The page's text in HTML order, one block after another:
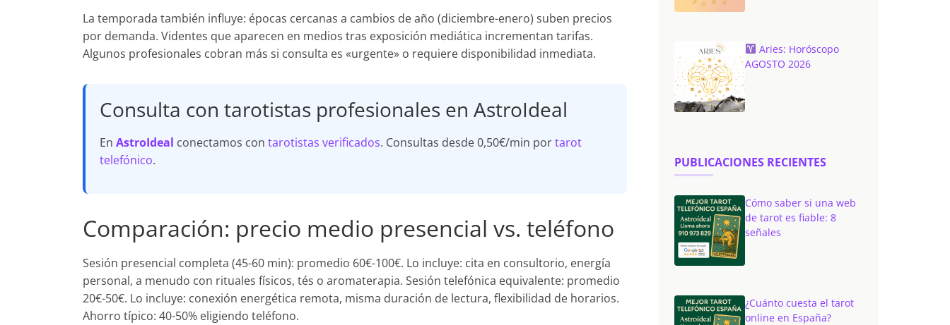
La temporada también influye: épocas cercanas a cambios de año (diciembre-enero) suben precios
por demanda. Videntes que aparecen en medios tras exposición mediática incrementan tarifas.
Algunos profesionales cobran más si consulta es «urgente» o requiere disponibilidad inmediata.
Consulta con tarotistas profesionales en AstroIdeal
En AstroIdeal conectamos con tarotistas verificados. Consultas desde 0,50€/min portarot
telefónico.
Comparación: precio medio presencial vs. teléfono
Sesión presencial completa (45-60 min): promedio 60€-100€. Lo incluye: cita en consultorio, energía
personal, a menudo con rituales físicos, tés o aromaterapia. Sesión telefónica equivalente: promedio
20€-50€. Lo incluye: conexión energética remota, misma duración de lectura, flexibilidad de horarios.
Ahorro típico: 40-50% eligiendo teléfono.
Aries: Horóscopo
AGOSTO 2026
PUBLICACIONES RECIENTES
Cómo saber si una web
de tarot es fiable: 8
señales
¿Cuánto cuesta el tarot
online en España?